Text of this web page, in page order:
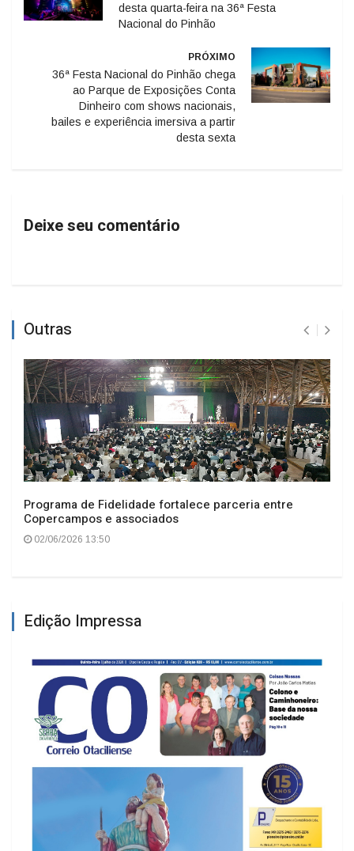
desta quarta-feira na 36ª Festa
Nacional do Pinhão
PRÓXIMO
36ª Festa Nacional do Pinhão chega
ao Parque de Exposições Conta
Dinheiro com shows nacionais,
bailes e experiência imersiva a partir
desta sexta
Deixe seu comentário
Outras
Programa de Fidelidade fortalece parceria entre
Copercampos e associados
02/06/2026 13:50
Edição Impressa